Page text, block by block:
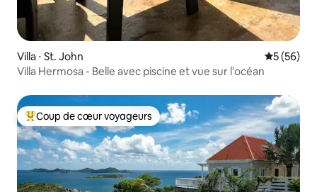
Villa ⋅ St. John
5 (56)
Villa Hermosa - Belle avec piscine et vue sur l'océan
Coups de cœur voyageurs les plus appréciés
Coup de cœur voyageurs